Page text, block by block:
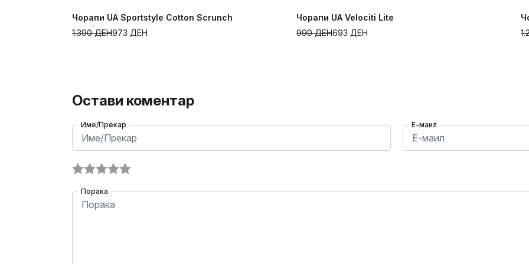
Чорапи UA Sportstyle Cotton Scrunch
973 ДЕН
1.390ДЕН
Чорапи UA Velociti Lite
693 ДЕН
990ДЕН
Остави коментар
Име/Прекар Е-маил
Порака